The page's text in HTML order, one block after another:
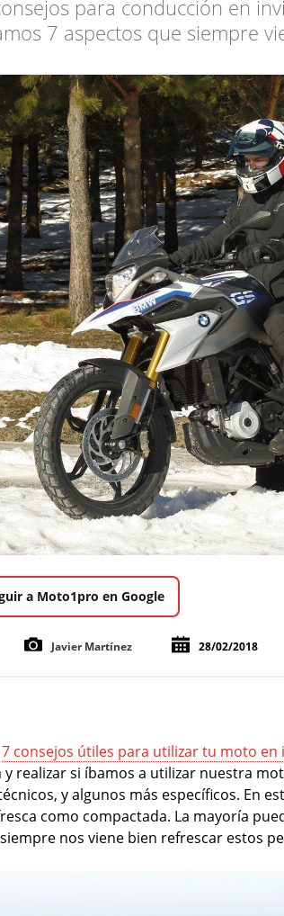
para conducción en
7 aspectos que siempre
a Moto1pro en Google
Javier Martínez 28/02/2018
7 consejos útiles para utilizar tu moto en
realizar si íbamos a utilizar nuestra
y algunos más específicos. En
como compactada. La mayoría
nos viene bien refrescar estos